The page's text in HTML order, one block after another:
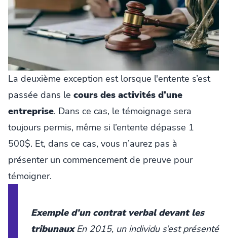
La deuxième exception est lorsque l'entente s’est
passée dans le cours des activités d’une
entreprise. Dans ce cas, le témoignage sera
toujours permis, même si l’entente dépasse 1
500$. Et, dans ce cas, vous n’aurez pas à
présenter un commencement de preuve pour
témoigner.
Exemple d’un contrat verbal devant les
tribunauxEn 2015, un individu s’est présenté